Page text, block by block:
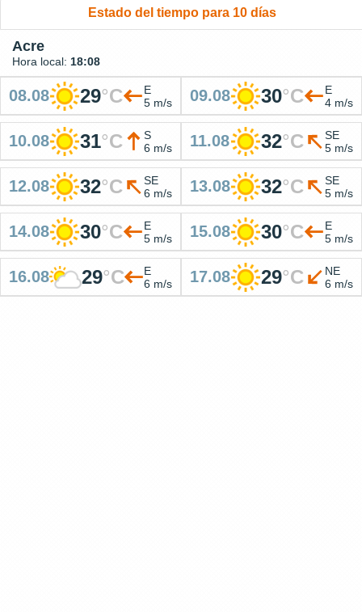
Estado del tiempo para 10 días
Acre
Hora local: 18:08
08.08 29°C
E
5 m/s
09.08 30°C
E
4 m/s
10.08 31°C
S
6 m/s
11.08 32°C
SE
5 m/s
12.08 32°C
SE
6 m/s
13.08 32°C
SE
5 m/s
14.08 30°C
E
5 m/s
15.08 30°C
E
5 m/s
16.08 29°C
E
6 m/s
17.08 29°C
NE
6 m/s